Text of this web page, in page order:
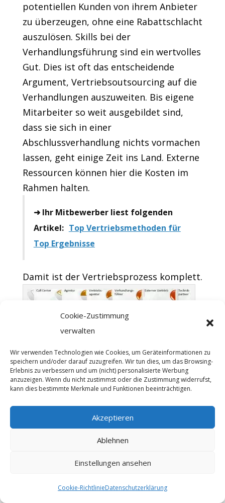
Cookie-Zustimmung
verwalten
Wir verwenden Technologien wie Cookies, um Geräteinformationen zu
speichern und/oder darauf zuzugreifen. Wir tun dies, um das Browsing-
Erlebnis zu verbessern und um (nicht) personalisierte Werbung
anzuzeigen. Wenn du nicht zustimmst oder die Zustimmung widerrufst,
kann dies bestimmte Merkmale und Funktionen beeinträchtigen.
Akzeptieren
Ablehnen
Einstellungen ansehen
Cookie-RichtlinieDatenschutzerklärung
potentiellen Kunden von ihrem Anbieter
zu überzeugen, ohne eine Rabattschlacht
auszulösen. Skills bei der
Verhandlungsführung sind ein wertvolles
Gut. Dies ist oft das entscheidende
Argument, Vertriebsoutsourcing auf die
Verhandlungen auszuweiten. Bis eigene
Mitarbeiter so weit ausgebildet sind,
dass sie sich in einer
Abschlussverhandlung nichts vormachen
lassen, geht einige Zeit ins Land. Externe
Ressourcen können hier die Kosten im
Rahmen halten.
➜ Ihr Mitbewerber liest folgenden
Artikel: Top Vertriebsmethoden für
Top Ergebnisse
Damit ist der Vertriebsprozess komplett.
Vertriebsoutsourcing kann in vielen Schritten des
Vertriebsprozesses hilfreich sein
Übersicht über Methoden
des Vertriebsoutsourcing
In der nachfolgenden Tabelle haben wir
Einsatzmöglichkeiten des
TOP 5 der Outsourcing-